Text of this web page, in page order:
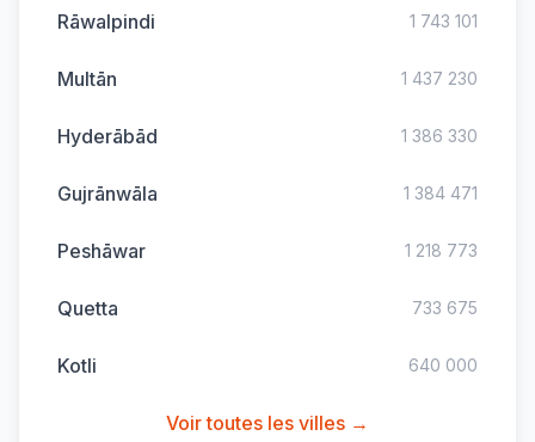
Rāwalpindi 1 743 101
Multān 1 437 230
Hyderābād 1 386 330
Gujrānwāla 1 384 471
Peshāwar 1 218 773
Quetta 733 675
Kotli 640 000
Voir toutes les villes →